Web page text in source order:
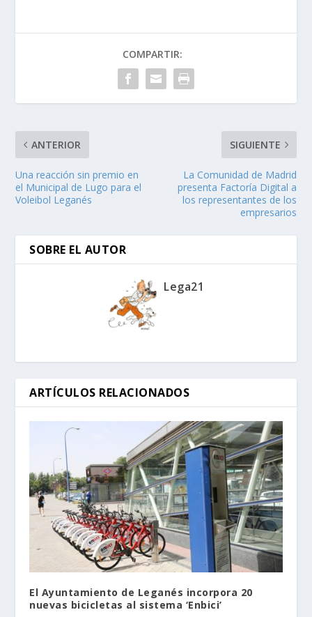
COMPARTIR:
ANTERIOR
Una reacción sin premio en
el Municipal de Lugo para el
Voleibol Leganés
SIGUIENTE
La Comunidad de Madrid
presenta Factoría Digital a
los representantes de los
empresarios
SOBRE EL AUTOR
Lega21
ARTÍCULOS RELACIONADOS
El Ayuntamiento de Leganés incorpora 20
nuevas bicicletas al sistema ‘Enbici’